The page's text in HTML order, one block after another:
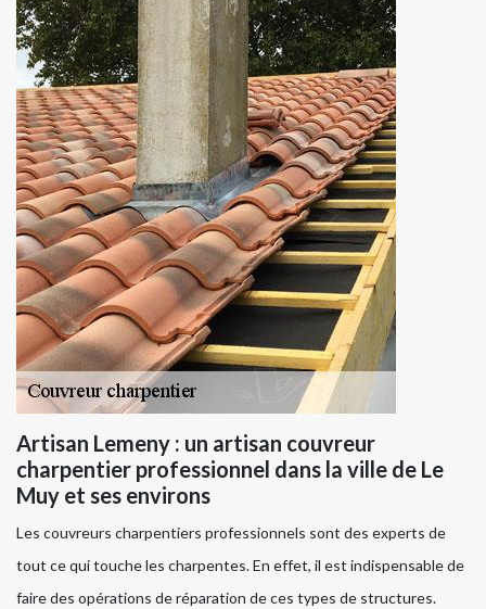
Artisan Lemeny : un artisan couvreur
charpentier professionnel dans la ville de Le
Muy et ses environs
Les couvreurs charpentiers professionnels sont des experts de
tout ce qui touche les charpentes. En effet, il est indispensable de
faire des opérations de réparation de ces types de structures.